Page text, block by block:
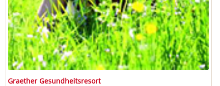
Graether Gesundheitsresort